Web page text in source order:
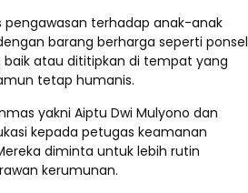
pengawasan terhadap anak-anak
barang berharga seperti ponsel
atau dititipkan di tempat yang
tetap humanis.
yakni Aiptu Dwi Mulyono dan
kepada petugas keamanan
diminta untuk lebih rutin
kerumunan.